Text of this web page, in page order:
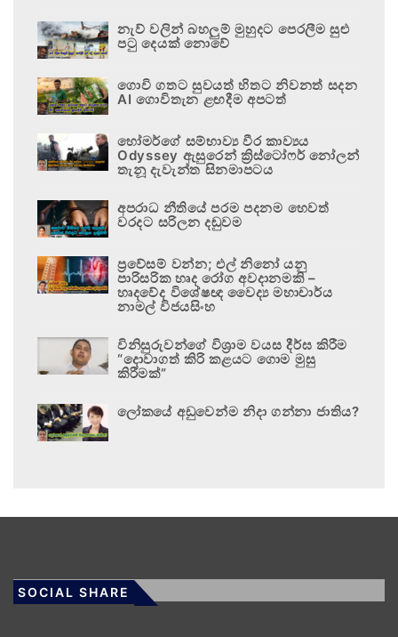
නැව් වලින් බහලුම් මුහුදට පෙරලීම සුළු
පටු දෙයක් නොවේ
ගොවි ගතට සුවයත් හිතට නිවනත් සදන
AI ගොවිතැන ළඟදීම අපටත්
හෝමර්ගේ සම්භාව්‍ය වීර කාව්‍යය
Odyssey ඇසුරෙන් ක්‍රිස්ටෝෆර් නෝලන්
තැනූ දැවැන්ත සිනමාපටය
අපරාධ නීතියේ පරම පදනම හෙවත්
වරදට සරිලන දඬුවම
ප්‍රවේසම් වන්න; එල් නිනෝ යනු
පාරිසරික හෘද රෝග අවදානමකි –
හෘදවේද විශේෂඥ වෛද්‍ය මහාචාර්ය
නාමල් විජයසිංහ
විනිසුරුවන්ගේ විශ්‍රාම වයස දීර්ඝ කිරීම
“දොවාගත් කිරි කළයට ගොම මුසු
කිරීමක්”
ලෝකයේ අඩුවෙන්ම නිදා ගන්නා ජාතිය?
SOCIAL SHARE